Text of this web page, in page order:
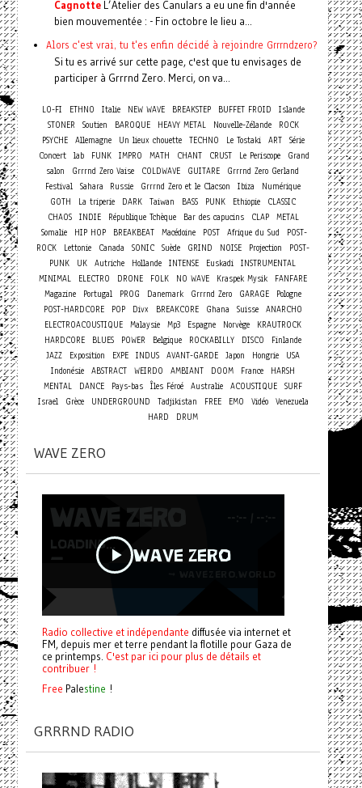
CagnotteL’Atelier des Canulars a eu une fin d'année
bien mouvementée : - Fin octobre le lieu a...
Alors c'est vrai, tu t'es enfin décidé à rejoindre Grrrndzero?
Si tu es arrivé sur cette page, c'est que tu envisages de
participer à Grrrnd Zero. Merci, on va...
LO-FI ETHNO Italie NEW WAVE BREAKSTEP BUFFET FROID
Islande
STONER
Soutien BAROQUE HEAVY METAL Nouvelle-Zélande
ROCK
PSYCHE
Allemagne Un lieux chouette TECHNO Le Tostaki ART Série
Concert lab FUNK IMPRO MATH CHANT CRUST Le Periscope
Grand
salon
Grrrnd Zero Vaise COLDWAVE GUITARE
Grrrnd Zero Gerland
Festival Sahara Russie Grrrnd Zero et le Clacson Ibiza
Numérique
GOTH
La triperie DARK Taiwan BASS PUNK Ethiopie
CLASSIC
CHAOS
INDIE République Tchèque Bar des capucins CLAP
METAL
Somalie
HIP HOP BREAKBEAT Macédoine POST Afrique du Sud
POST-
ROCK
Lettonie Canada SONIC Suède GRIND NOISE Projection
POST-
PUNK
UK Autriche Hollande INTENSE Euskadi
INSTRUMENTAL
MINIMAL
ELECTRO DRONE FOLK NO WAVE Kraspek Mysik
FANFARE
Magazine
Portugal PROG Danemark Grrrnd Zero GARAGE
Pologne
POST-HARDCORE
POP Divx BREAKCORE Ghana Suisse ANARCHO
ELECTROACOUSTIQUE Malaysie Mp3 Espagne Norvège
KRAUTROCK
HARDCORE
BLUES POWER Belgique ROCKABILLY DISCO
Finlande
JAZZ
Exposition EXPE INDUS AVANT-GARDE Japon Hongrie
USA
Indonésie ABSTRACT WEIRDO AMBIANT DOOM France
HARSH
MENTAL
DANCE Pays-bas Îles Féroé Australie ACOUSTIQUE SURF
Israel
Grèce UNDERGROUND Tadjikistan FREE EMO Vidéo
Venezuela
HARD
DRUM
WAVE ZERO
Radio collective et indépendante diffusée via internet et
FM, depuis mer et terre pendant la flotille pour Gaza de
ce printemps. C'est par ici pour plus de détails et
contribuer !
Free Palestine !
GRRRND RADIO